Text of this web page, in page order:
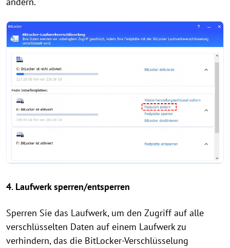
4. Laufwerk sperren/entsperren
Sperren Sie das Laufwerk, um den Zugriff auf alle
verschlüsselten Daten auf einem Laufwerk zu
verhindern, das die BitLocker-Verschlüsselung